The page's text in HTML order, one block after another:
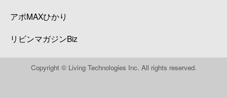
アポMAXひかり
リビンマガジンBiz
Copyright © Living Technologies Inc. All rights reserved.